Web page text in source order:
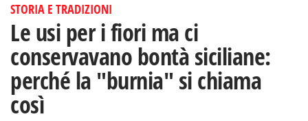
STORIA E TRADIZIONI
Le usi per i fiori ma ci
conservavano bontà siciliane:
perché la "burnia" si chiama
così